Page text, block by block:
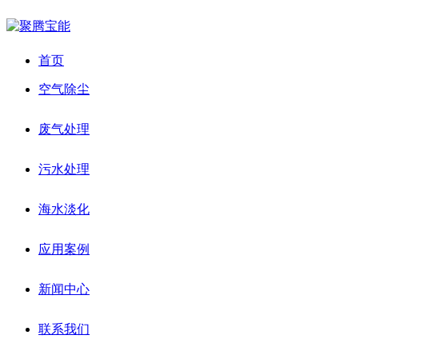
首页
空气除尘
废气处理
污水处理
海水淡化
应用案例
新闻中心
联系我们